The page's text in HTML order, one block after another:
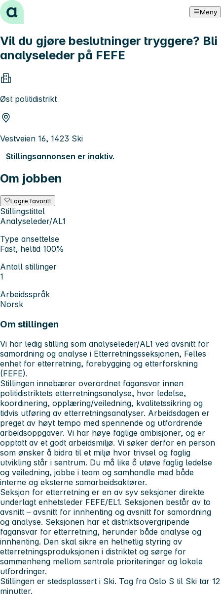
Hopp til innhold Meny
Vil du gjøre beslutninger tryggere? Bli
analyseleder på FEFE
Øst politidistrikt
Vestveien 16, 1423 Ski
Stillingsannonsen er inaktiv.
Om jobben
Lagre favoritt
Stillingstittel
Analyseleder/AL1
Type ansettelse
Fast, heltid 100%
Antall stillinger
1
Arbeidsspråk
Norsk
Om stillingen
Vi har ledig stilling som analyseleder/AL1 ved avsnitt for
samordning og analyse i Etterretningsseksjonen, Felles
enhet for etterretning, forebygging og etterforskning
(FEFE).
Stillingen innebærer overordnet fagansvar innen
politidistriktets etterretningsanalyse, hvor ledelse,
koordinering, opplæring/veiledning, kvalitetssikring og
tidvis utføring av etterretningsanalyser. Arbeidsdagen er
preget av høyt tempo med spennende og utfordrende
arbeidsoppgaver. Vi har høye faglige ambisjoner, og er
opptatt av et godt arbeidsmiljø. Vi søker derfor en person
som ønsker å bidra til et miljø hvor trivsel og faglig
utvikling står i sentrum. Du må like å utøve faglig ledelse
og veiledning, jobbe i team og samhandle med både
interne og eksterne samarbeidsaktører.
Seksjon for etterretning er en av syv seksjoner direkte
underlagt enhetsleder FEFE/EL1. Seksjonen består av to
avsnitt – avsnitt for innhenting og avsnitt for samordning
og analyse. Seksjonen har et distriktsovergripende
fagansvar for etterretning, herunder både analyse og
innhenting. Den skal sikre en helhetlig styring av
etterretningsproduksjonen i distriktet og sørge for
sammenheng mellom sentrale prioriteringer og lokale
utfordringer.
Stillingen er stedsplassert i Ski. Tog fra Oslo S til Ski tar 12
minutter.